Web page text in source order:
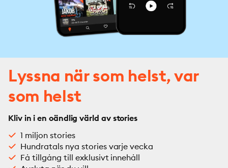
Lyssna när som helst, var
som helst
Kliv in i en oändlig värld av stories
1 miljon stories
Hundratals nya stories varje vecka
Få tillgång till exklusivt innehåll